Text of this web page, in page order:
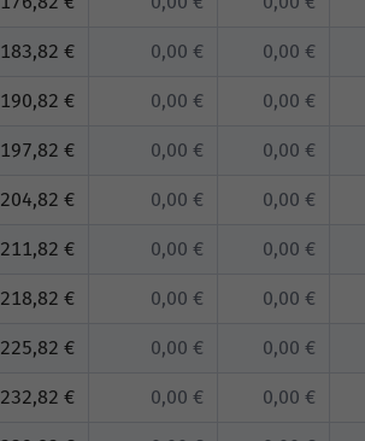
183,82 € 0,00 € 0,00 €
190,82 € 0,00 € 0,00 €
197,82 € 0,00 € 0,00 €
204,82 € 0,00 € 0,00 €
211,82 € 0,00 € 0,00 €
218,82 € 0,00 € 0,00 €
225,82 € 0,00 € 0,00 €
232,82 € 0,00 € 0,00 €